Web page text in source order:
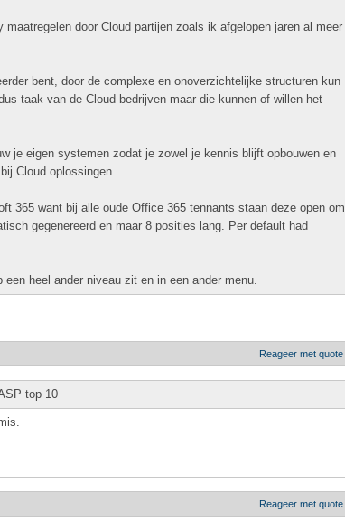
door Cloud partijen zoals ik afgelopen jaren al meer
bent, door de complexe en onoverzichtelijke structuren kun
taak van de Cloud bedrijven maar die kunnen of willen het
je eigen systemen zodat je zowel je kennis blijft opbouwen en
Cloud oplossingen.
365 want bij alle oude Office 365 tennants staan deze open om
gegenereerd en maar 8 posities lang. Per default had
heel ander niveau zit en in een ander menu.
Reageer met quote
top 10
Reageer met quote